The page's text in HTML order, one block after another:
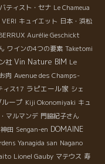
ティスト・セナ Le Chameua
キュイエット 日本・浜松
Aurélie Geschickt
ワインの4つの要素 Taketomi
社 Vin Nature BIM Le
お肉 Avenue des Champs-
ィス17 ラピエール家 シェ
ープ Kiji Okonomiyaki キュ
マルマンデ 門脇紀子さん
神田 Sengan-en DOMAINE
Yanagida san Nagano
Lionel Gauby マテウス 寿